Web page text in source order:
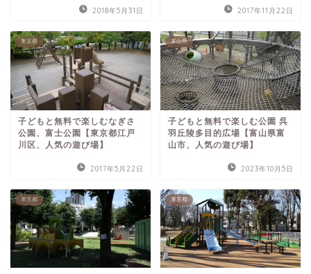
2018年5月31日 2017年11月22日
東京都
子どもと無料で楽しむなぎさ
公園、富士公園【東京都江戸
川区、人気の遊び場】
2017年5月22日
富山県
子どもと無料で楽しむ公園 呉
羽丘陵多目的広場【富山県富
山市、人気の遊び場】
2023年10月5日
東京都 東京都